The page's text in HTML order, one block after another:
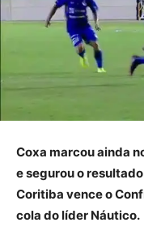
Coxa marcou ainda
e segurou o
Coritiba vence o
cola do líder Náutico.